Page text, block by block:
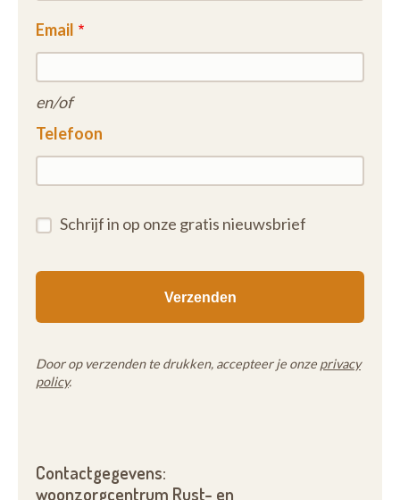
Email
en/of
Telefoon
Schrijf in op onze gratis nieuwsbrief
Door op verzenden te drukken, accepteer je onze privacy
policy.
Contactgegevens:
woonzorgcentrum Rust- en